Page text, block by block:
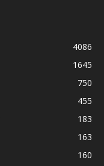
4086
1645
750
455
183
163
160